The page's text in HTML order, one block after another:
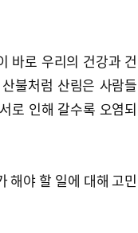
바로 우리의 건강과 건
불처럼 산림은 사람들
로 인해 갈수록 오염되
해야 할 일에 대해 고민